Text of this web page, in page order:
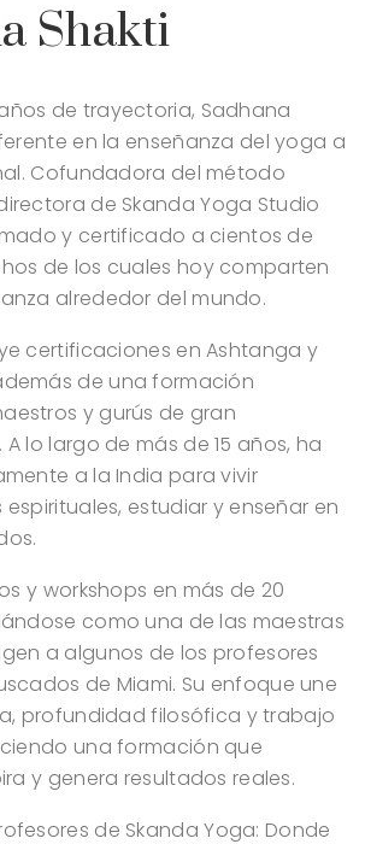
Shakti
de trayectoria, Sadhana
en la enseñanza del yoga a
Cofundadora del método
de Skanda Yoga Studio
y certificado a cientos de
de los cuales hoy comparten
alrededor del mundo.
certificaciones en Ashtanga y
de una formación
y gurús de gran
lo largo de más de 15 años, ha
a la India para vivir
estudiar y enseñar en
y workshops en más de 20
como una de las maestras
a algunos de los profesores
de Miami. Su enfoque une
profundidad filosófica y trabajo
una formación que
y genera resultados reales.
de Skanda Yoga: Donde